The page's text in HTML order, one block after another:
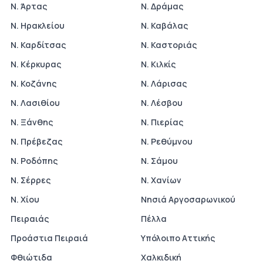
Ν. Άρτας
Ν. Δράμας
Ν. Ηρακλείου
Ν. Καβάλας
Ν. Καρδίτσας
Ν. Καστοριάς
Ν. Κέρκυρας
Ν. Κιλκίς
Ν. Κοζάνης
Ν. Λάρισας
Ν. Λασιθίου
Ν. Λέσβου
Ν. Ξάνθης
Ν. Πιερίας
Ν. Πρέβεζας
Ν. Ρεθύμνου
Ν. Ροδόπης
Ν. Σάμου
Ν. Σέρρες
Ν. Χανίων
Ν. Χίου
Νησιά Αργοσαρωνικού
Πειραιάς
Πέλλα
Προάστια Πειραιά
Υπόλοιπο Αττικής
Φθιώτιδα
Χαλκιδική